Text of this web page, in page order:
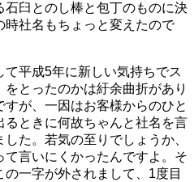
石臼とのし棒と包丁のものに決
社名もちょっと変えたので
平成5年に新しい気持ちでス
とったのかは紆余曲折があり
が、一因はお客様からのひと
ときに何故ちゃんと社名を言
た。若気の至りでしょうか、
て言いにくかったんですよ。そ
一字が外されまして、1度目